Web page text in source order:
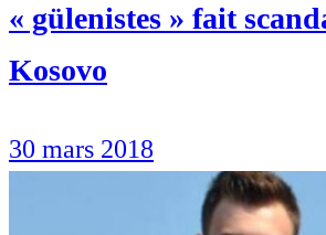
« gülenistes » fait
Kosovo
30 mars 2018